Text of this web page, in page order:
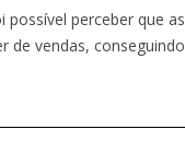
possível perceber que
de vendas,